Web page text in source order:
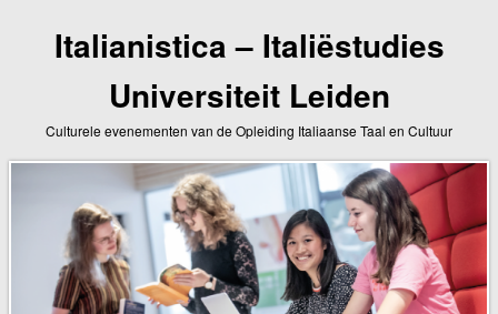
Italianistica – Italiëstudies
Universiteit Leiden
Culturele evenementen van de Opleiding Italiaanse Taal en Cultuur